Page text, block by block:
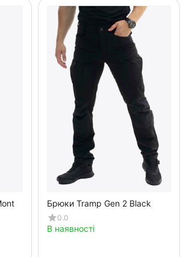
Брюки Tramp Gen 2 Black
0.0
В наявності